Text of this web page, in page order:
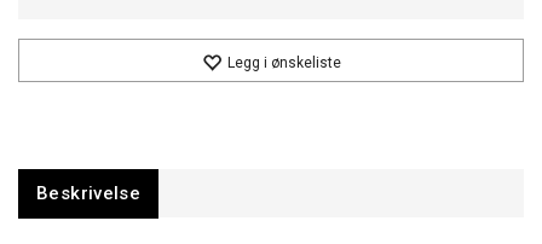
Legg i ønskeliste
Beskrivelse